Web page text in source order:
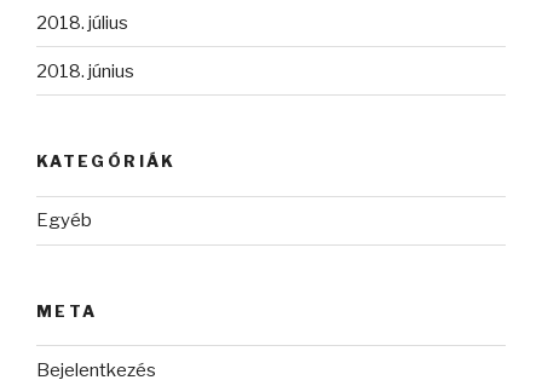
2018. július
2018. június
KATEGÓRIÁK
Egyéb
META
Bejelentkezés